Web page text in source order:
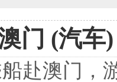
门 (汽车)
赴澳门，